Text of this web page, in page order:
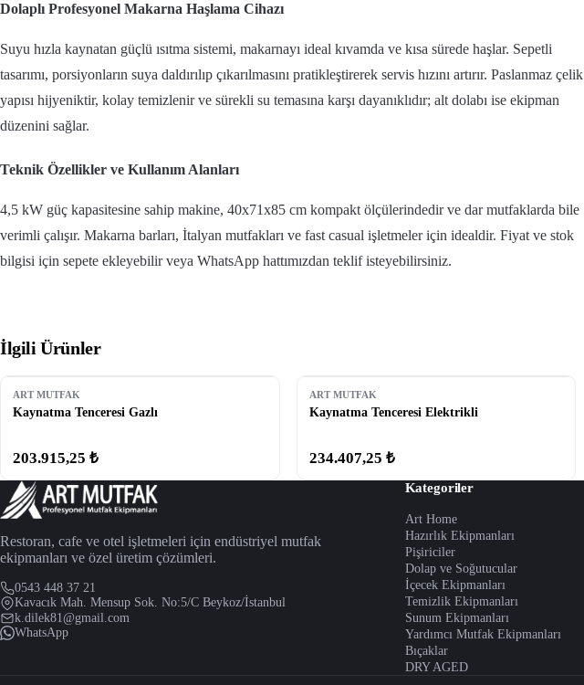
Dolaplı Profesyonel Makarna Haşlama Cihazı
Suyu hızla kaynatan güçlü ısıtma sistemi, makarnayı ideal kıvamda ve kısa sürede haşlar. Sepetli
tasarımı, porsiyonların suya daldırılıp çıkarılmasını pratikleştirerek servis hızını artırır. Paslanmaz çelik
yapısı hijyeniktir, kolay temizlenir ve sürekli su temasına karşı dayanıklıdır; alt dolabı ise ekipman
düzenini sağlar.
Teknik Özellikler ve Kullanım Alanları
4,5 kW güç kapasitesine sahip makine, 40x71x85 cm kompakt ölçülerindedir ve dar mutfaklarda bile
verimli çalışır. Makarna barları, İtalyan mutfakları ve fast casual işletmeler için idealdir. Fiyat ve stok
bilgisi için sepete ekleyebilir veya WhatsApp hattımızdan teklif isteyebilirsiniz.
İlgili Ürünler
ART MUTFAK
Kaynatma Tenceresi Gazlı
203.915,25 ₺
ART MUTFAK
Kaynatma Tenceresi Elektrikli
234.407,25 ₺
Restoran, cafe ve otel işletmeleri için endüstriyel mutfak
ekipmanları ve özel üretim çözümleri.
0543 448 37 21
Kavacık Mah. Mensup Sok. No:5/C Beykoz/İstanbul
k.dilek81@gmail.com
WhatsApp
Kategoriler
Art Home
Hazırlık Ekipmanları
Pişiriciler
Dolap ve Soğutucular
İçecek Ekipmanları
Temizlik Ekipmanları
Sunum Ekipmanları
Yardımcı Mutfak Ekipmanları
Bıçaklar
DRY AGED